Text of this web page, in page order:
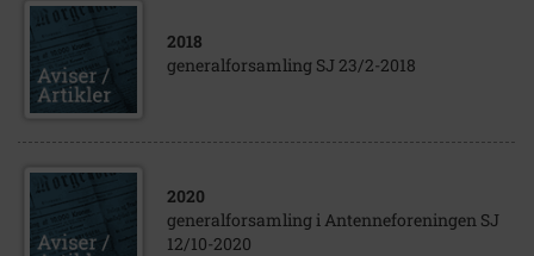
2018
generalforsamling SJ 23/2-2018
2020
generalforsamling i Antenneforeningen SJ
12/10-2020